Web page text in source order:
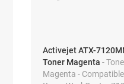
Activejet ATX-
Toner Magenta -
Magenta -